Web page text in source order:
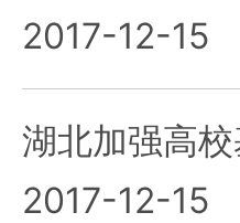
2017-12-15
湖北加强高
2017-12-15